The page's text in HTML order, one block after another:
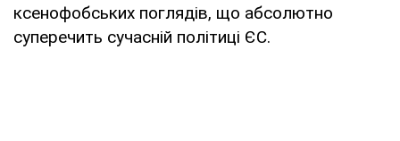
ксенофобських поглядів, що абсолютно
суперечить сучасній політиці ЄС.